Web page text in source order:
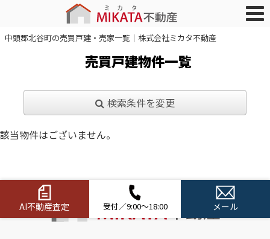
中頭郡北谷町の売買戸建・売家一覧｜株式会社ミカタ不動産
売買戸建物件一覧
検索条件を変更
該当物件はございません。
AI不動産査定 受付／9:00～18:00 メール